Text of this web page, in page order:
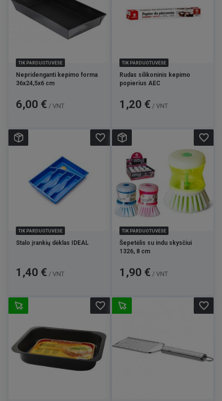
TIK PARDUOTUVĖSE
Nepridenganti kepimo forma
36x24,5x6 cm
Kaina
6,00 € / VNT
TIK PARDUOTUVĖSE
Rudas silikoninis kepimo
popierius AEC
Kaina
1,20 € / VNT
TIK PARDUOTUVĖSE
Stalo įrankių dėklas IDEAL
Kaina
1,40 € / VNT
favorite_border
TIK PARDUOTUVĖSE
Šepetėlis su indu skysčiui
1326, 8 cm
Kaina
1,90 € / VNT
favorite_border
favorite_border favorite_border